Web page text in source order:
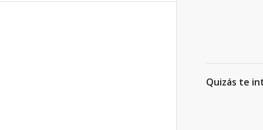
Quizás te